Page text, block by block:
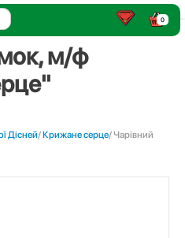
0
м/ф
Дісней/Крижане серце/ Чарівний